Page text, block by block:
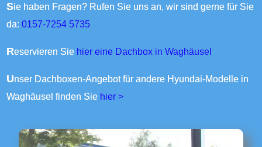
Sie haben Fragen? Rufen Sie uns an, wir sind gerne für Sie
da:0157-7254 5735
Reservieren Sie hier eine Dachbox in Waghäusel
Unser Dachboxen-Angebot für andere Hyundai-Modelle in
Waghäusel finden Sie hier >